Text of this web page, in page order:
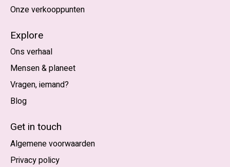
Onze verkooppunten
Explore
Ons verhaal
Mensen & planeet
Vragen, iemand?
Blog
Get in touch
Algemene voorwaarden
Privacy policy